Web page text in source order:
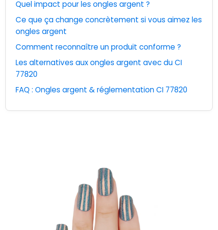
Quel impact pour les ongles argent ?
Ce que ça change concrètement si vous aimez les
ongles argent
Comment reconnaître un produit conforme ?
Les alternatives aux ongles argent avec du CI
77820
FAQ : Ongles argent & réglementation CI 77820